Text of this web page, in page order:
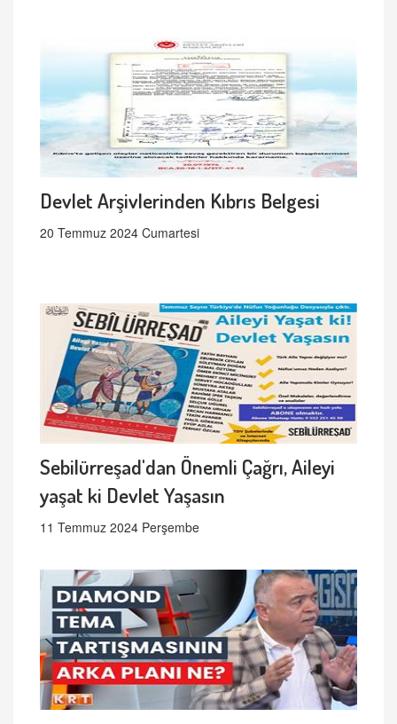
Devlet Arşivlerinden Kıbrıs Belgesi
20 Temmuz 2024 Cumartesi
Sebilürreşad'dan Önemli Çağrı, Aileyi
yaşat ki Devlet Yaşasın
11 Temmuz 2024 Perşembe